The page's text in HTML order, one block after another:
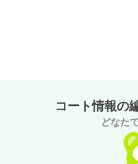
コート情報の
どなた